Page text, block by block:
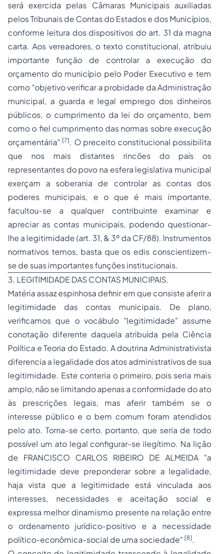
será exercida pelas Câmaras Municipais auxiliadas
pelos Tribunais de Contas do Estados e dos Municípios,
conforme leitura dos dispositivos do art. 31 da magna
carta. Aos vereadores, o texto constitucional, atribuiu
importante função de controlar a execução do
orçamento do município pelo Poder Executivo e tem
como "objetivo verificar a probidade da Administração
municipal, a guarda e legal emprego dos dinheiros
públicos, o cumprimento da lei do orçamento, bem
como o fiel cumprimento das normas sobre execução
orçamentária" [7]. O preceito constitucional possibilita
que nos mais distantes rincões do país os
representantes do povo na esfera legislativa municipal
exerçam a soberania de controlar as contas dos
poderes municipais, e o que é mais importante,
facultou-se a qualquer contribuinte examinar e
apreciar as contas municipais, podendo questionar-
lhe a legitimidade (art. 31, & 3º da CF/88). Instrumentos
normativos temos, basta que os edis conscientizem-
se de suas importantes funções institucionais.
3. LEGITIMIDADE DAS CONTAS MUNICIPAIS.
Matéria assaz espinhosa definir em que consiste aferir a
legitimidade das contas municipais. De plano,
verificamos que o vocábulo "legitimidade" assume
conotação diferente daquela atribuída pela Ciência
Política e Teoria do Estado. A doutrina Administrativista
diferencia a legalidade dos atos administrativos de sua
legitimidade. Este conteria o primeiro, pois seria mais
amplo, não se limitando apenas a conformidade do ato
às prescrições legais, mas aferir também se o
interesse público e o bem comum foram atendidos
pelo ato. Torna-se certo, portanto, que seria de todo
possível um ato legal configurar-se ilegítimo. Na lição
de FRANCISCO CARLOS RIBEIRO DE ALMEIDA "a
legitimidade deve preponderar sobre a legalidade,
haja vista que a legitimidade está vinculada aos
interesses, necessidades e aceitação social e
expressa melhor dinamismo presente na relação entre
o ordenamento jurídico-positivo e a necessidade
político-econômica-social de uma sociedade" [8].